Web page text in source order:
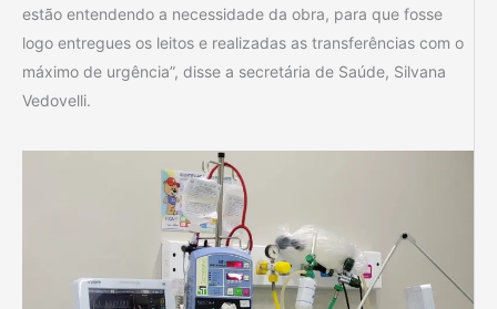
estão entendendo a necessidade da obra, para que fosse
logo entregues os leitos e realizadas as transferências com o
máximo de urgência”, disse a secretária de Saúde, Silvana
Vedovelli.